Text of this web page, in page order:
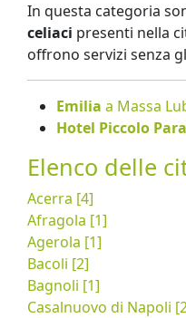
In questa categoria
celiaci presenti nella
offrono servizi senza
Emilia a Massa
Hotel Piccolo
Elenco delle
Acerra [4]
Afragola [1]
Agerola [1]
Bacoli [2]
Bagnoli [1]
Casalnuovo di Napoli